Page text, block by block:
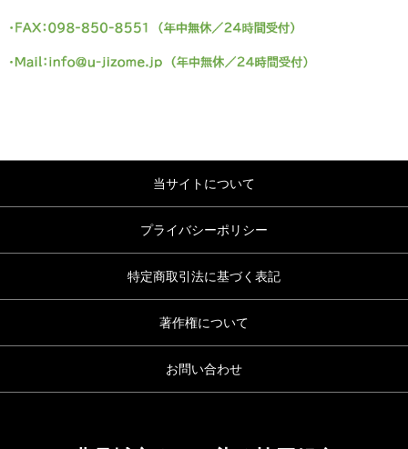
当サイトについて
プライバシーポリシー
特定商取引法に基づく表記
著作権について
お問い合わせ